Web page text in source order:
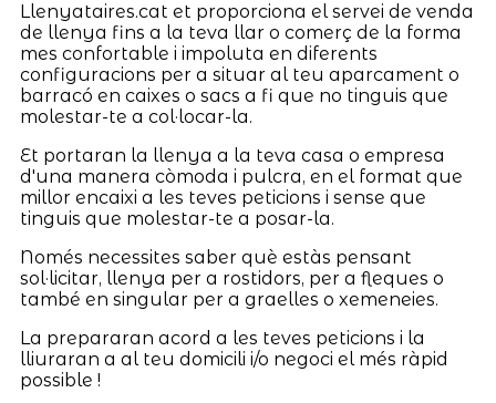
Llenyataires.cat et proporciona el servei de venda
de llenya fins a la teva llar o comerç de la forma
mes confortable i impoluta en diferents
configuracions per a situar al teu aparcament o
barracó en caixes o sacs a fi que no tinguis que
molestar-te a col·locar-la.
Et portaran la llenya a la teva casa o empresa
d'una manera còmoda i pulcra, en el format que
millor encaixi a les teves peticions i sense que
tinguis que molestar-te a posar-la.
Només necessites saber què estàs pensant
sol·licitar, llenya per a rostidors, per a fleques o
també en singular per a graelles o xemeneies.
La prepararan acord a les teves peticions i la
lliuraran a al teu domicili i/o negoci el més ràpid
possible !